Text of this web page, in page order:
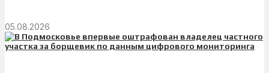
05.08.2026